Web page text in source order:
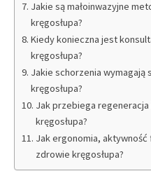
Jakie są małoinwazyjne
kręgosłupa?
Kiedy konieczna jest
kręgosłupa?
Jakie schorzenia wymagają
kręgosłupa?
Jak przebiega
kręgosłupa?
Jak ergonomia, aktywność
zdrowie kręgosłupa?